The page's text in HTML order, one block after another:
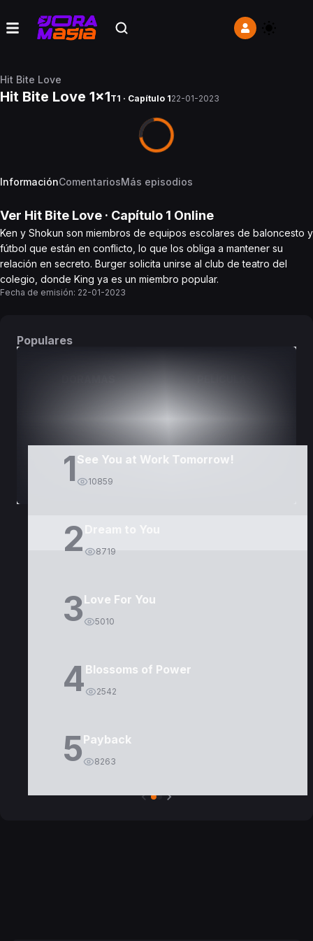
Hit Bite Love
Hit Bite Love 1x1T1 · Capítulo 122-01-2023
InformaciónComentariosMás episodios
Ver Hit Bite Love · Capítulo 1 Online
Ken y Shokun son miembros de equipos escolares de baloncesto y
fútbol que están en conflicto, lo que los obliga a mantener su
relación en secreto. Burger solicita unirse al club de teatro del
colegio, donde King ya es un miembro popular.
Fecha de emisión: 22-01-2023
Populares
1 See You at Work Tomorrow!
10859
2 8719
3Love For You
5010
4Blossoms of Power
2542
5Payback
8263